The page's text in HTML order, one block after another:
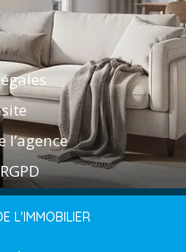
l’agence
L'IMMOBILIER